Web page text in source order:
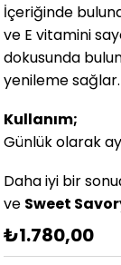
İçeriğinde
ve E vitamini
dokusunda
yenileme sağlar.
Kullanım;
Günlük olarak
Daha iyi bir
ve Sweet
₺1.780,00